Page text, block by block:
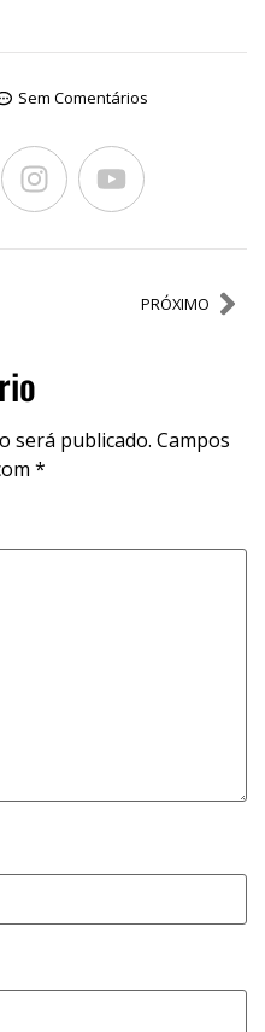
Sem Comentários
PRÓXIMO
será publicado. Campos
*